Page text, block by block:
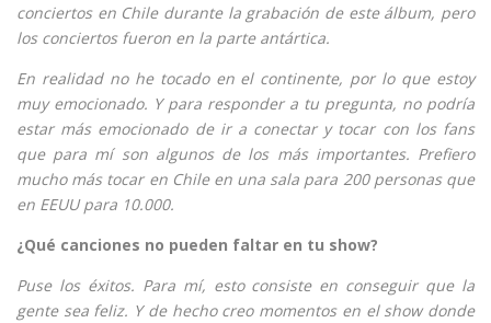
conciertos en Chile durante la grabación de este álbum, pero
los conciertos fueron en la parte antártica.
En realidad no he tocado en el continente, por lo que estoy
muy emocionado. Y para responder a tu pregunta, no podría
estar más emocionado de ir a conectar y tocar con los fans
que para mí son algunos de los más importantes. Prefiero
mucho más tocar en Chile en una sala para 200 personas que
en EEUU para 10.000.
¿Qué canciones no pueden faltar en tu show?
Puse los éxitos. Para mí, esto consiste en conseguir que la
gente sea feliz. Y de hecho creo momentos en el show donde